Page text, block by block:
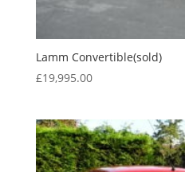
Lamm Convertible(sold)
£19,995.00